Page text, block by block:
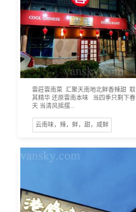
雲莊雲南菜 汇聚天南地北鲜香辣甜 取
其精华 还原雲南本味 当四季只剩下春
天 当清风摇摆...
云南味，辣，鲜，甜，咸鲜